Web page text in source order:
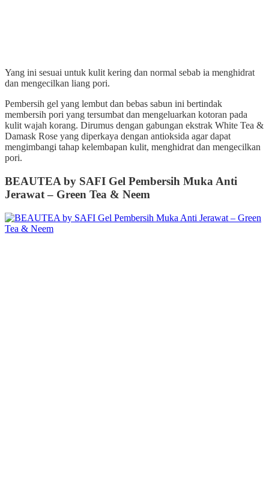
Yang ini sesuai untuk kulit kering dan normal sebab ia menghidrat
dan mengecilkan liang pori.
Pembersih gel yang lembut dan bebas sabun ini bertindak
membersih pori yang tersumbat dan mengeluarkan kotoran pada
kulit wajah korang. Dirumus dengan gabungan ekstrak White Tea &
Damask Rose yang diperkaya dengan antioksida agar dapat
mengimbangi tahap kelembapan kulit, menghidrat dan mengecilkan
pori.
BEAUTEA by SAFI Gel Pembersih Muka Anti
Jerawat – Green Tea & Neem